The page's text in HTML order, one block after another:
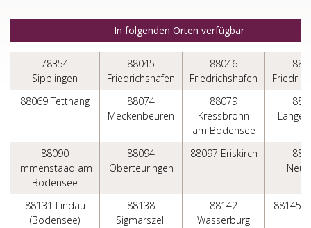
In folgenden Orten verfügbar
78354
Sipplingen
88045
Friedrichshafen
88046
Friedrichshafen
88069 Tettnang
88074
Meckenbeuren
88079
Kressbronn
am Bodensee
88090
Immenstaad am
Bodensee
88094
Oberteuringen
88097 Eriskirch
88131 Lindau
(Bodensee)
88138
Sigmarszell
88142
Wasserburg
88145